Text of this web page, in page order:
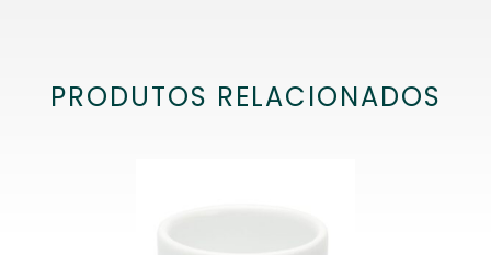
PRODUTOS RELACIONADOS